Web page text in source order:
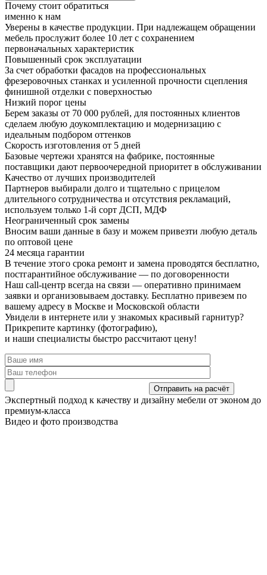
Почему стоит обратиться
именно к нам
Уверены в качестве продукции. При надлежащем обращении
мебель прослужит более 10 лет с сохранением
первоначальных характеристик
Повышенный срок эксплуатации
За счет обработки фасадов на профессиональных
фрезеровочных станках и усиленной прочности сцепления
финишной отделки с поверхностью
Низкий порог цены
Берем заказы от 70 000 рублей, для постоянных клиентов
сделаем любую доукомплектацию и модернизацию с
идеальным подбором оттенков
Скорость изготовления от 5 дней
Базовые чертежи хранятся на фабрике, постоянные
поставщики дают первоочередной приоритет в обслуживании
Качество от лучших производителей
Партнеров выбирали долго и тщательно с прицелом
длительного сотрудничества и отсутствия рекламаций,
используем только 1-й сорт ДСП, МДФ
Неограниченный срок замены
Вносим ваши данные в базу и можем привезти любую деталь
по оптовой цене
24 месяца гарантии
В течение этого срока ремонт и замена проводятся бесплатно,
постгарантийное обслуживание — по договоренности
Наш call-центр всегда на связи — оперативно принимаем
заявки и организовываем доставку. Бесплатно привезем по
вашему адресу в Москве и Московской области
Увидели в интернете или у знакомых красивый гарнитур?
Прикрепите картинку (фотографию),
и наши специалисты быстро рассчитают цену!
Экспертный подход к качеству и дизайну мебели от эконом до
премиум-класса
Видео и фото производства